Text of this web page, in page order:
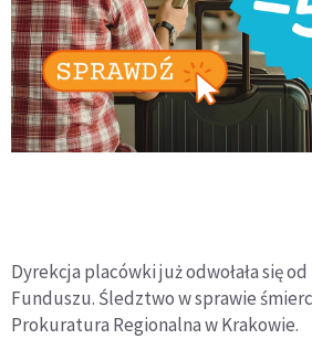
Dyrekcja placówki już odwołała się
Funduszu. Śledztwo w sprawie
Prokuratura Regionalna w Krakowie.